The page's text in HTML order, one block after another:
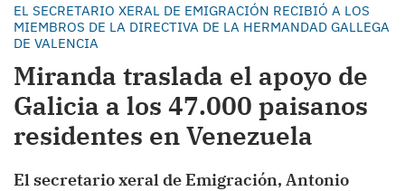
EL SECRETARIO XERAL DE EMIGRACIÓN RECIBIÓ A LOS
MIEMBROS DE LA DIRECTIVA DE LA HERMANDAD GALLEGA
DE VALENCIA
Miranda traslada el apoyo de
Galicia a los 47.000 paisanos
residentes en Venezuela
El secretario xeral de Emigración, Antonio